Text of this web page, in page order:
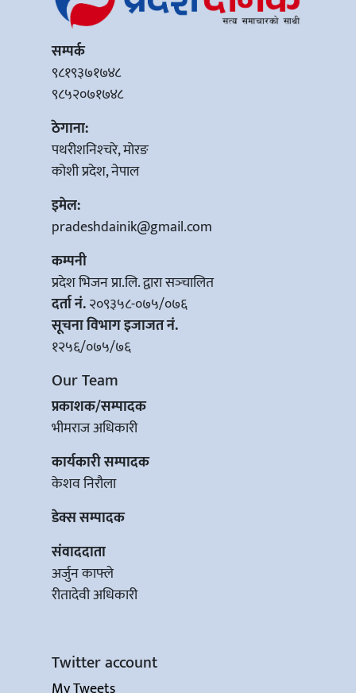
सम्पर्क
९८१९३७१७४८
९८५२०७१७४८
ठेगाना:
पथरीशनिश्‍चरे, मोरङ
कोशी प्रदेश, नेपाल
इमेल:
pradeshdainik@gmail.com
कम्पनी
प्रदेश भिजन प्रा.लि. द्वारा सञ्‍चालित
दर्ता नं.२०९३५८-०७५/०७६
सूचना विभाग इजाजत नं.
१२५६/०७५/७६
Our Team
प्रकाशक/सम्पादक
भीमराज अधिकारी
कार्यकारी सम्पादक
केशव निरौला
डेक्स सम्पादक
संवाददाता
अर्जुन काफ्ले
रीतादेवी अधिकारी
Twitter account